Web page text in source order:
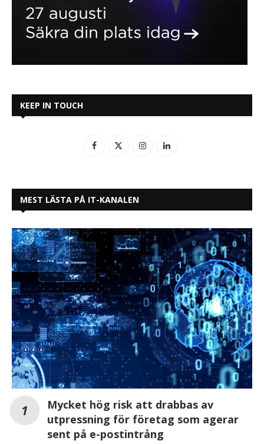
KEEP IN TOUCH
MEST LÄSTA PÅ IT-KANALEN
Mycket hög risk att drabbas av
utpressning för företag som agerar
sent på e-postintrång